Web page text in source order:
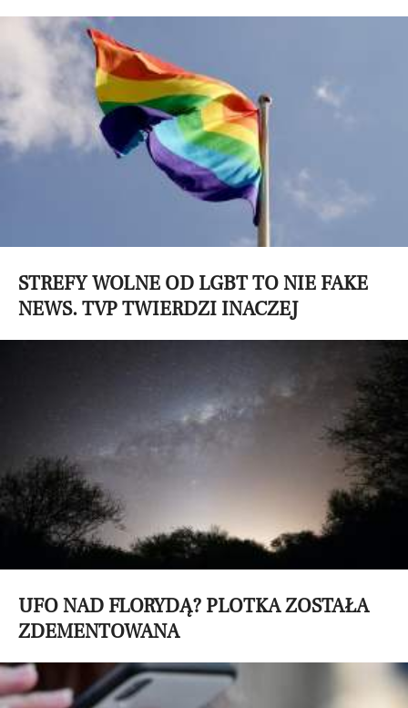
STREFY WOLNE OD LGBT TO NIE FAKE
NEWS. TVP TWIERDZI INACZEJ
UFO NAD FLORYDĄ? PLOTKA ZOSTAŁA
ZDEMENTOWANA